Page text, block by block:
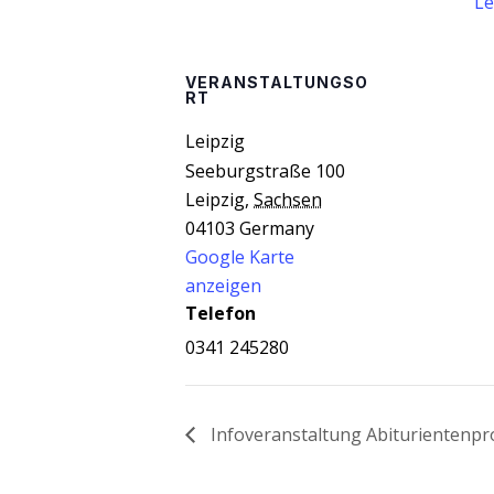
VERANSTALTUNGSO
RT
Leip­zig
Seeburgstraße 100
Leipzig, Sachsen
04103 Germany
Google Karte
anzeigen
Telefon
0341 245280
Info­ver­an­stal­tung